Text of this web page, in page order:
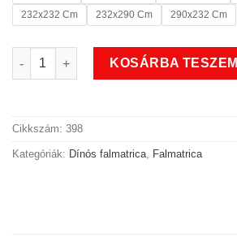
232x232 Cm
232x290 Cm 290x232 Cm
Zenés dínós falmatrica mennyiség
KOSÁRBA TESZEM
Cikkszám: 398
Kategóriák: Dínós falmatrica, Falmatrica